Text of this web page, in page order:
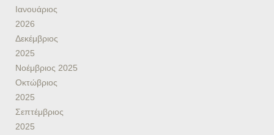
Ιανουάριος
2026
Δεκέμβριος
2025
Νοέμβριος 2025
Οκτώβριος
2025
Σεπτέμβριος
2025